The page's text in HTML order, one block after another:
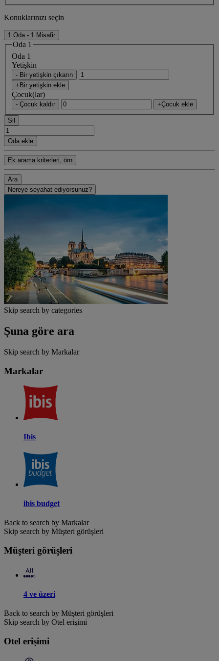
Konuklarınızı seçin
1 Oda - 1 Misafir
Oda 1
Oda 1
Yetişkin
- Bir yetişkin çıkarın
+Bir yetişkin ekle
Çocuk(lar)
- Çocuk kaldır +Çocuk ekle
Sil
Oda ekle
Ek arama kriterleri, örn
Ara
Nereye seyahat ediyorsunuz?
Skip search by categories
Şuna göre ara
Skip search by Markalar
Markalar
Ibis
ibis budget
Back to search by Markalar
Skip search by Müşteri görüşleri
Müşteri görüşleri
4 ve üzeri
Back to search by Müşteri görüşleri
Skip search by Otel erişimi
Otel erişimi